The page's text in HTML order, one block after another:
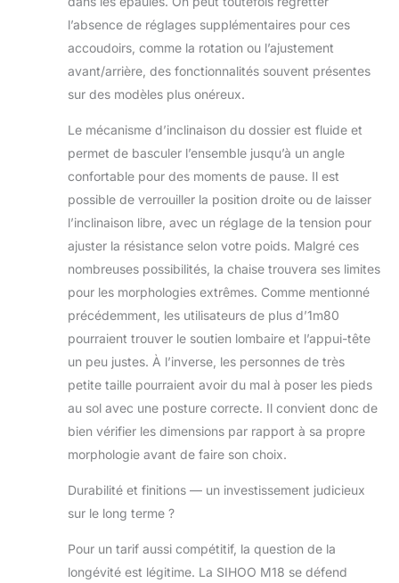
qualité avec la
chaise de bureau
SIHOO dans les
30 jours, nous
offrons le retour et
gratuits. Et nous
nous engageons
accessoires de
produits à prix
coûtant dans la
période de
garantie de trois
rencontrez des
problèmes,
veuillez nous
contacter et nous
vous apporterons
une solution
satisfaisante.
l’absence de réglages supplémentaires pour ces
accoudoirs, comme la rotation ou l’ajustement
avant/arrière, des fonctionnalités souvent présentes
sur des modèles plus onéreux.
Le mécanisme d’inclinaison du dossier est fluide et
permet de basculer l’ensemble jusqu’à un angle
confortable pour des moments de pause. Il est
possible de verrouiller la position droite ou de laisser
l’inclinaison libre, avec un réglage de la tension pour
ajuster la résistance selon votre poids. Malgré ces
nombreuses possibilités, la chaise trouvera ses limites
pour les morphologies extrêmes. Comme mentionné
précédemment, les utilisateurs de plus d’1m80
pourraient trouver le soutien lombaire et l’appui-tête
un peu justes. À l’inverse, les personnes de très
petite taille pourraient avoir du mal à poser les pieds
au sol avec une posture correcte. Il convient donc de
bien vérifier les dimensions par rapport à sa propre
morphologie avant de faire son choix.
Durabilité et finitions — un investissement judicieux
sur le long terme ?
Pour un tarif aussi compétitif, la question de la
longévité est légitime. La SIHOO M18 se défend